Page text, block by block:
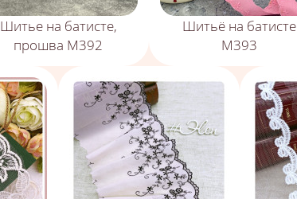
Шитье на батисте,
прошва М392
Шитьё на батисте
М393